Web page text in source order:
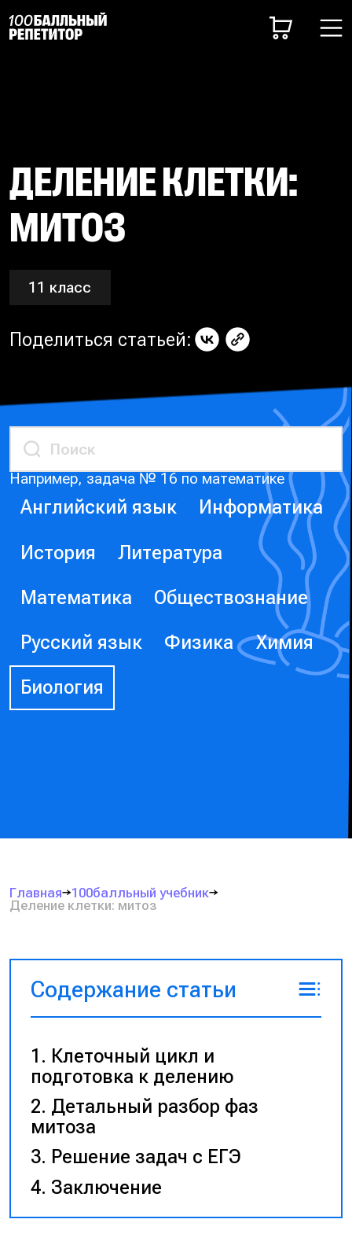
ДЕЛЕНИЕ КЛЕТКИ:
МИТОЗ
11 класс
Поделиться статьей:
Например, задача № 16 по математике
Английский язык Информатика
История Литература
Математика Обществознание
Русский язык Физика Химия
Биология
Главная
100балльный учебник
Деление клетки: митоз
Содержание статьи
Клеточный цикл и
подготовка к делению
Детальный разбор фаз
митоза
Решение задач с ЕГЭ
Заключение